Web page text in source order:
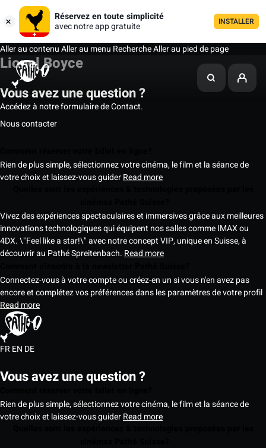
Réservez en toute simplicité
avec notre app gratuite
INSTALLER
Aller au contenuAller au menu RechercheAller au pied de page
Lionel Boyce
Vous avez une question ?
Accédez à notre formulaire de Contact.
Nous contacter
Rien de plus simple, sélectionnez votre cinéma, le film et la séance de
votre choix et laissez-vous guiderRead more
Vivez des expériences spectaculaires et immersives grâce aux meilleures
innovations technologiques qui équipent nos salles comme IMAX ou
4DX. \"Feel like a star!\" avec notre concept VIP, unique en Suisse, à
découvrir au Pathé Spreitenbach. Read more
Connectez-vous à votre compte ou créez-en un si vous n'en avez pas
encore et complétez vos préférences dans les paramètres de votre profil
Read more
FREN DE
Vous avez une question ?
Rien de plus simple, sélectionnez votre cinéma, le film et la séance de
votre choix et laissez-vous guiderRead more